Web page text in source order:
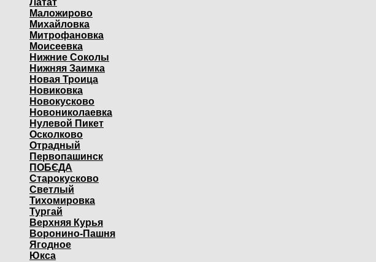
Латат
Маложирово
Михайловка
Митрофановка
Моисеевка
Нижние Соколы
Нижняя Заимка
Новая Троица
Новиковка
Новокусково
Новониколаевка
Нулевой Пикет
Осколково
Отрадный
Первопашинск
ПОБЄДА
Старокусково
Светлый
Тихомировка
Тургай
Верхняя Курья
Воронино-Пашня
Ягодное
Юкса